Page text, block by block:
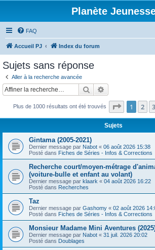
Planète
FAQ
Accueil PJ Index du forum
Sujets sans réponse
Aller à la recherche avancée
Rechercher
Plus de 1000 résultats ont été trouvés Page 1sur
1 2 3
Sujets
Gintama (2005-2021)
Dernier message par Nabot « 06 août 2026 15:38
Posté dans Fiches de Séries - Infos & Corrections
Recherche court/moyen-métrage
(voiture-bulle et enfant au volant)
Dernier message par klaark « 04 août 2026 16:22
Posté dans Recherches
Taz
Dernier message par Gashomy « 02 août 2026
Posté dans Fiches de Séries - Infos & Corrections
Monsieur Madame Mini Aventures
Dernier message par Nabot « 31 juil. 2026 20:02
Posté dans Doublages